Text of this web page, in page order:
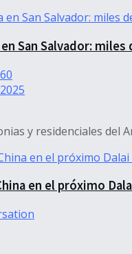
San Salvador:
y residenciales del
en el próximo